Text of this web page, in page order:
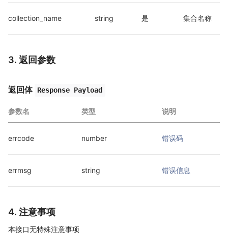
collection_name string 是 集合名称
3. 返回参数
返回体 Response Payload
参数名 类型 说明
errcode number 错误码
errmsg string 错误信息
4. 注意事项
本接口无特殊注意事项